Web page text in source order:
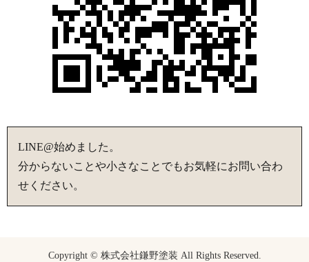
LINE@始めました。
分からないことや小さなことでもお気軽にお問い合わ
せください。
Copyright © 株式会社鎌野塗装 All Rights Reserved.